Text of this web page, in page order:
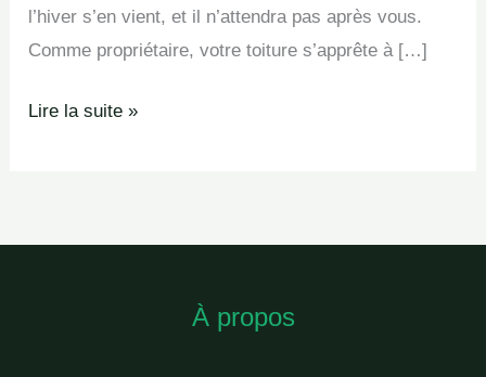
l’hiver s’en vient, et il n’attendra pas après vous.
Comme propriétaire, votre toiture s’apprête à […]
Lire la suite »
À propos